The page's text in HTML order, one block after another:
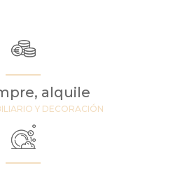
alquile
Y DECORACIÓN